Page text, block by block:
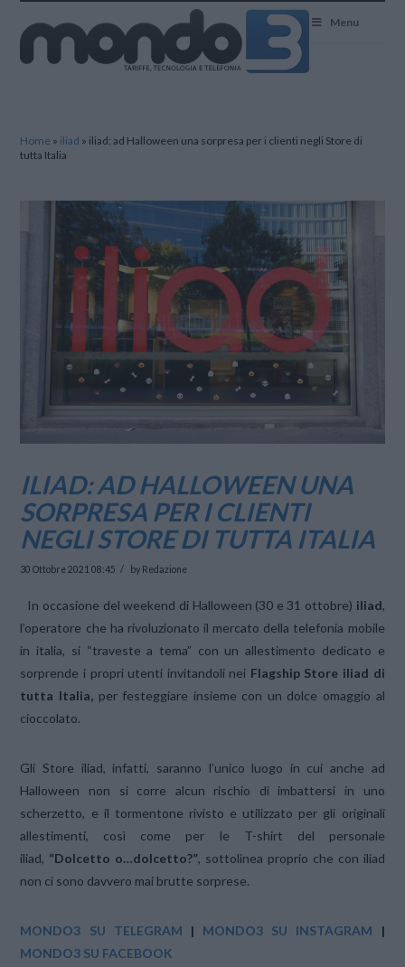
Menu
Home » iliad » iliad: ad Halloween una sorpresa per i clienti negli Store di
tutta Italia
ILIAD: AD HALLOWEEN UNA
SORPRESA PER I CLIENTI
NEGLI STORE DI TUTTA ITALIA
30 Ottobre 2021 08:45 by Redazione
In occasione del weekend di Halloween (30 e 31 ottobre) iliad,
l’operatore che ha rivoluzionato il mercato della telefonia mobile
in italia, si “traveste a tema” con un allestimento dedicato e
sorprende i propri utenti invitandoli nei Flagship Store iliad di
tutta Italia,per festeggiare insieme con un dolce omaggio al
cioccolato.
Gli Store iliad, infatti, saranno l’unico luogo in cui anche ad
Halloween non si corre alcun rischio di imbattersi in uno
scherzetto, e il tormentone rivisto e utilizzato per gli originali
allestimenti, così come per le T-shirt del personale
iliad, “Dolcetto o…dolcetto?”, sottolinea proprio che con iliad
non ci sono davvero mai brutte sorprese.
MONDO3 SU TELEGRAM | MONDO3 SU INSTAGRAM |
MONDO3 SU FACEBOOK